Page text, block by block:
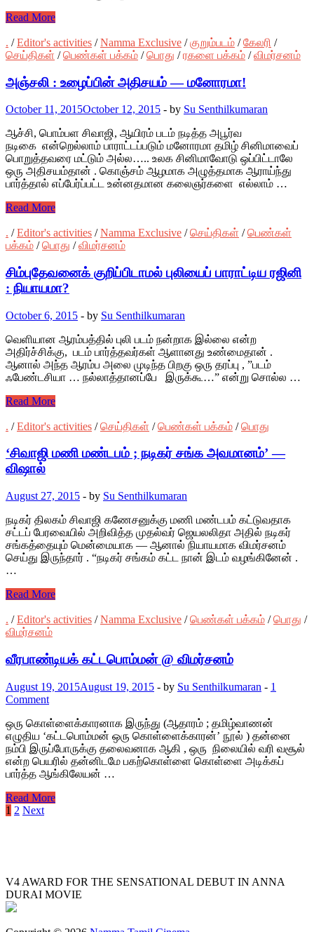
Read More
. /Editor's activities /Namma Exclusive /குறும்படம் /கேலரி /
செய்திகள் /பெண்கள் பக்கம் /பொது /ரகளை பக்கம் /விமர்சனம்
அஞ்சலி : உழைப்பின் அதிசயம் — மனோரமா!
October 11, 2015October 12, 2015 - by Su Senthilkumaran
ஆச்சி, பொம்பள சிவாஜி, ஆயிரம் படம் நடித்த அபூர்வ
நடிகை என்றெல்லாம் பாராட்டப்படும் மனோரமா தமிழ் சினிமாவைப்
பொறுத்தவரை மட்டும் அல்ல….. உலக சினிமாவோடு ஒப்பிட்டாலே
ஒரு அதிசயம்தான் . கொஞ்சம் ஆழமாக அழுத்தமாக ஆராய்ந்து
பார்த்தால் எப்பேர்ப்பட்ட உன்னதமான கலைஞர்களை எல்லாம் …
Read More
. /Editor's activities /Namma Exclusive /செய்திகள் /பெண்கள்
பக்கம் /பொது /விமர்சனம்
சிம்புதேவனைக் குறிப்பிடாமல் புலியைப் பாராட்டிய ரஜினி
: நியாயமா?
October 6, 2015 - by Su Senthilkumaran
வெளியான ஆரம்பத்தில் புலி படம் நன்றாக இல்லை என்ற
அதிர்ச்சிக்கு, படம் பார்த்தவர்கள் ஆளானது உண்மைதான் .
ஆனால் அந்த ஆரம்ப அலை முடிந்த பிறகு ஒரு தரப்பு , ”படம்
ஃபேண்டசியா … நல்லாத்தானப்பே இருக்கூ…” என்று சொல்ல …
Read More
. /Editor's activities /செய்திகள் /பெண்கள் பக்கம் /பொது
‘சிவாஜி மணி மண்டபம் ; நடிகர் சங்க அவமானம்’ —
விஷால்
August 27, 2015 - by Su Senthilkumaran
நடிகர் திலகம் சிவாஜி கணேசனுக்கு மணி மண்டபம் கட்டுவதாக
சட்டப் பேரவையில் அறிவித்த முதல்வர் ஜெயலலிதா அதில் நடிகர்
சங்கத்தையும் மென்மையாக — ஆனால் நியாயமாக விமர்சனம்
செய்து இருந்தார் . “நடிகர் சங்கம் கட்ட நான் இடம் வழங்கினேன் .
…
Read More
. /Editor's activities /Namma Exclusive /பெண்கள் பக்கம் /பொது /
விமர்சனம்
வீரபாண்டியக் கட்டபொம்மன் @ விமர்சனம்
August 19, 2015August 19, 2015 - by Su Senthilkumaran - 1
Comment
ஒரு கொள்ளைக்காரனாக இருந்து (ஆதாரம் ; தமிழ்வாணன்
எழுதிய ‘கட்டபொம்மன் ஒரு கொள்ளைக்காரன்’ நூல் ) தன்னை
நம்பி இருப்போருக்கு தலைவனாக ஆகி , ஒரு நிலையில் வரி வசூல்
என்ற பெயரில் தன்னிடமே பகற்கொள்ளை கொள்ளை அடிக்கப்
பார்த்த ஆங்கிலேயன் …
Read More
Posts
1 2 Next
V4 AWARD FOR THE SENSATIONAL DEBUT IN ANNA
DURAI MOVIE